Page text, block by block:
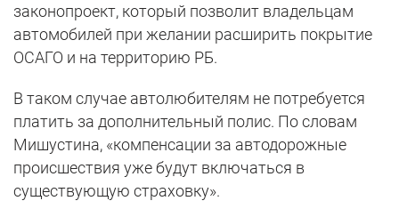
законопроект, который позволит владельцам
автомобилей при желании расширить покрытие
ОСАГО и на территорию РБ.
В таком случае автолюбителям не потребуется
платить за дополнительный полис. По словам
Мишустина, «компенсации за автодорожные
происшествия уже будут включаться в
существующую страховку».